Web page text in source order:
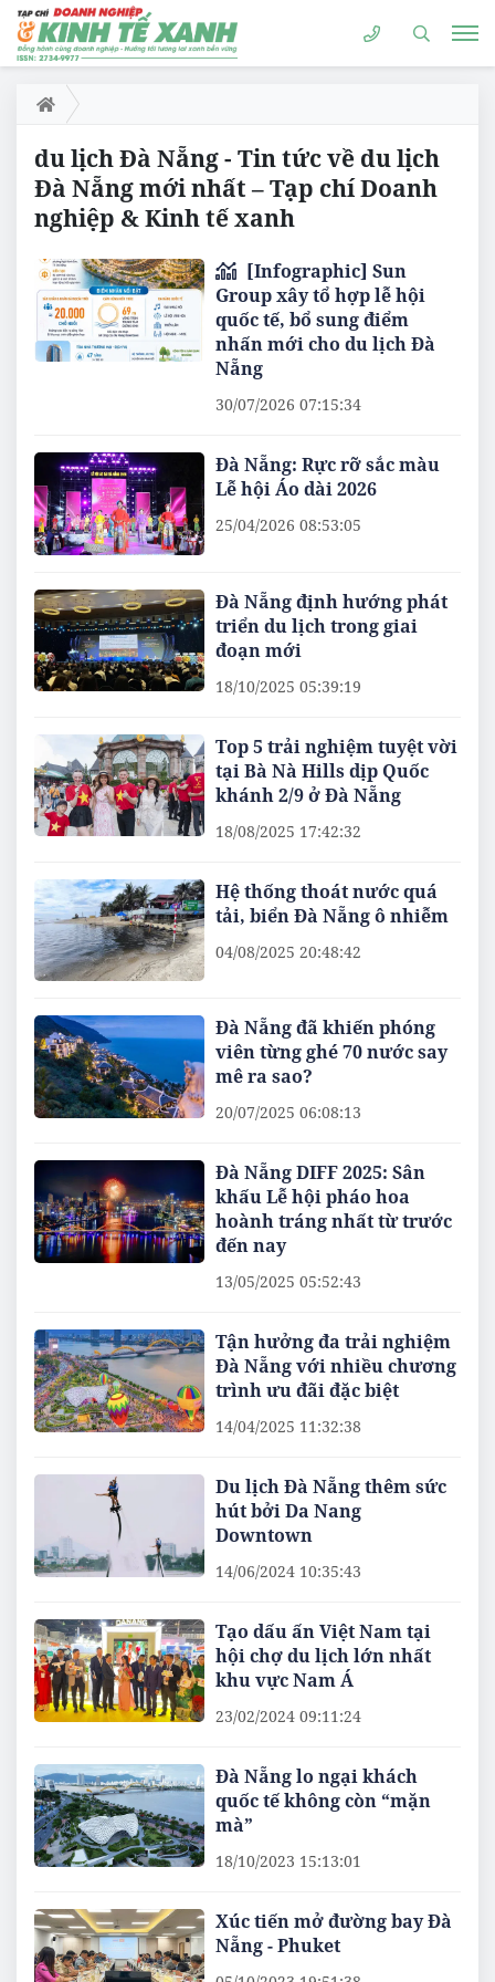
du lịch Đà Nẵng - Tin tức về du lịch
Đà Nẵng mới nhất – Tạp chí Doanh
nghiệp & Kinh tế xanh
[Infographic] Sun
Group xây tổ hợp lễ hội
quốc tế, bổ sung điểm
nhấn mới cho du lịch Đà
Nẵng
30/07/2026 07:15:34
Đà Nẵng: Rực rỡ sắc màu
Lễ hội Áo dài 2026
25/04/2026 08:53:05
Đà Nẵng định hướng phát
triển du lịch trong giai
đoạn mới
18/10/2025 05:39:19
Top 5 trải nghiệm tuyệt vời
tại Bà Nà Hills dịp Quốc
khánh 2/9 ở Đà Nẵng
18/08/2025 17:42:32
Hệ thống thoát nước quá
tải, biển Đà Nẵng ô nhiễm
04/08/2025 20:48:42
Đà Nẵng đã khiến phóng
viên từng ghé 70 nước say
mê ra sao?
20/07/2025 06:08:13
Đà Nẵng DIFF 2025: Sân
khấu Lễ hội pháo hoa
hoành tráng nhất từ trước
đến nay
13/05/2025 05:52:43
Tận hưởng đa trải nghiệm
Đà Nẵng với nhiều chương
trình ưu đãi đặc biệt
14/04/2025 11:32:38
Du lịch Đà Nẵng thêm sức
hút bởi Da Nang
Downtown
14/06/2024 10:35:43
Tạo dấu ấn Việt Nam tại
hội chợ du lịch lớn nhất
khu vực Nam Á
23/02/2024 09:11:24
Đà Nẵng lo ngại khách
quốc tế không còn “mặn
mà”
18/10/2023 15:13:01
Xúc tiến mở đường bay Đà
Nẵng - Phuket